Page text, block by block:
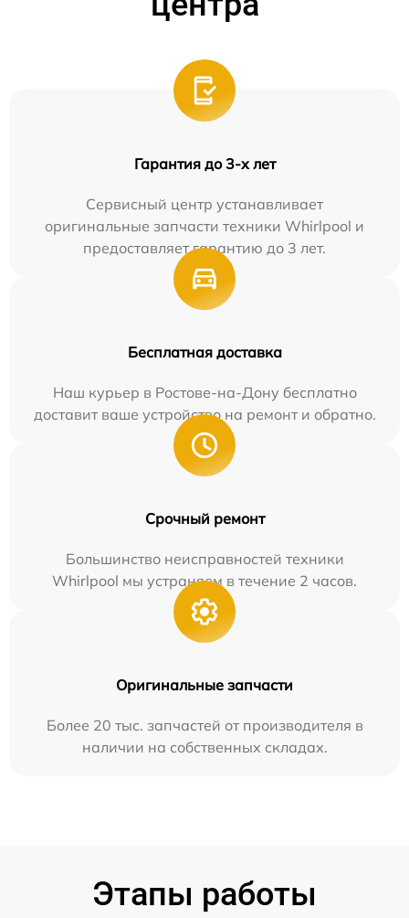
Гарантия до 3-х лет
Сервисный центр устанавливает
оригинальные запчасти техники Whirlpool и
предоставляет гарантию до 3 лет.
Бесплатная доставка
Наш курьер в Ростове-на-Дону бесплатно
доставит ваше устройство на ремонт и обратно.
Срочный ремонт
Большинство неисправностей техники
Whirlpool мы устраняем в течение 2 часов.
Оригинальные запчасти
Более 20 тыс. запчастей от производителя в
наличии на собственных складах.
Этапы работы